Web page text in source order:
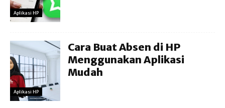
Aplikasi HP
Aplikasi HP
Cara Buat Absen di HP
Menggunakan Aplikasi
Mudah